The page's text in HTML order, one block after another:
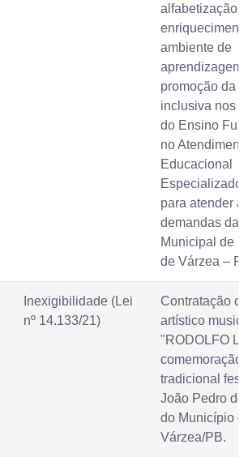
alfabetização,
ambiente de
aprendizagem
promoção da
inclusiva nos
do Ensino
no
Educacional
Especializado
para atender
demandas da
Municipal de
de Várzea –
Inexigibilidade (Lei
nº 14.133/21)
Contratação
artístico
"RODOLFO
comemoração
tradicional
João Pedro
do Município
Várzea/PB.